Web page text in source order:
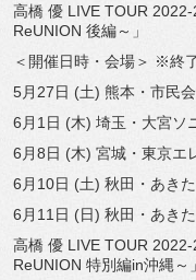
高橋 優 LIVE TOUR
ReUNION 後編～」
＜開催日時・会場＞ ※終
5月27日 (土) 熊本・市民
6月1日 (木) 埼玉・大宮ソ
6月8日 (木) 宮城・東京エ
6月10日 (土) 秋田・あき
6月11日 (日) 秋田・あき
高橋 優 LIVE TOUR
ReUNION 特別編in沖縄～」